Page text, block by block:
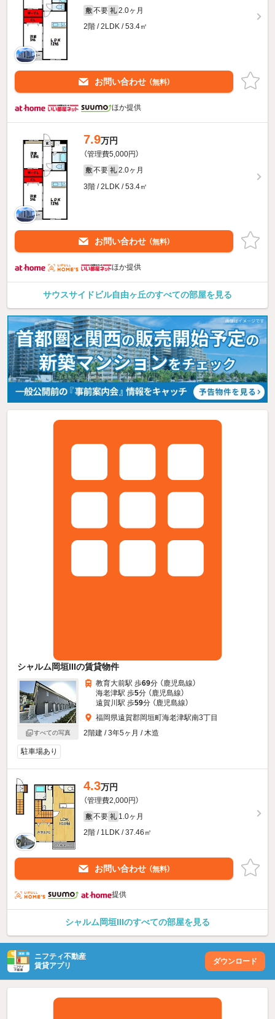
敷 不要 礼 2.0ヶ月
2階 / 2LDK / 53.4㎡
お問い合わせ （無料）
ほか提供
7.9万円
（管理費5,000円）
敷 不要 礼 2.0ヶ月
3階 / 2LDK / 53.4㎡
お問い合わせ （無料）
ほか提供
サウスサイドビル自由ヶ丘のすべての部屋を見る
シャルム岡垣IIIの賃貸物件
すべての写真
教育大前駅 歩69分 （鹿児島線）
海老津駅 歩5分 （鹿児島線）
遠賀川駅 歩59分 （鹿児島線）
福岡県遠賀郡岡垣町海老津駅南3丁目
2階建 / 3年5ヶ月 / 木造
駐車場あり
4.3万円
（管理費2,000円）
敷 不要 礼 1.0ヶ月
2階 / 1LDK / 37.46㎡
お問い合わせ （無料）
提供
シャルム岡垣IIIのすべての部屋を見る
ニフティ不動産
賃貸アプリ
ダウンロード